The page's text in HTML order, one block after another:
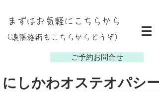
ご予約お問合せ
にしかわオステオパシー
まずはお気軽にこちらから
(遠隔施術もこちらからどうぞ）